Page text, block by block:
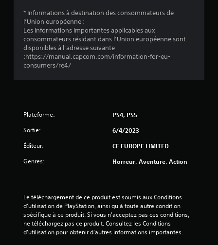
l
s
6
* Informations à destination des consommateurs de
l’Union européenne :
Les informations importantes applicables aux
consommateurs résidant dans l’Union européenne sont
disponibles à l’adresse suivante
:https://manual.capcom.com/information-for-eu-
consumers/re4/
Plateforme: PS4, PS5
Sortie: 6/4/2023
Éditeur: CE EUROPE LIMITED
Genres: Horreur, Aventure, Action
Le téléchargement de ce produit est soumis aux Conditions
d'utilisation de PlayStation, ainsi qu'à toute autre condition
spécifique à ce produit. Si vous n'acceptez pas ces conditions,
ne téléchargez pas ce produit. Consultez les Conditions
d'utilisation pour obtenir d'autres informations importantes.